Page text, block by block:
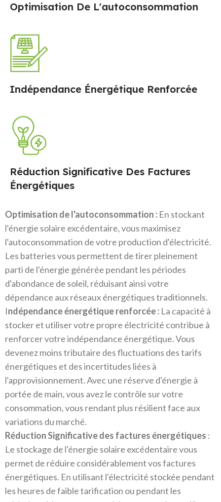
Optimisation De L'autoconsommation
Indépendance Énergétique Renforcée
Réduction Significative Des Factures
Énergétiques
Optimisation de l'autoconsommation : En stockant
l'énergie solaire excédentaire, vous maximisez
l'autoconsommation de votre production d'électricité.
Les batteries vous permettent de tirer pleinement
parti de l'énergie générée pendant les périodes
d'abondance de soleil, réduisant ainsi votre
dépendance aux réseaux énergétiques traditionnels.
Indépendance énergétique renforcée : La capacité à
stocker et utiliser votre propre électricité contribue à
renforcer votre indépendance énergétique. Vous
devenez moins tributaire des fluctuations des tarifs
énergétiques et des incertitudes liées à
l'approvisionnement. Avec une réserve d'énergie à
portée de main, vous avez le contrôle sur votre
consommation, vous rendant plus résilient face aux
variations du marché.
Réduction Significative des factures énergétiques :
Le stockage de l'énergie solaire excédentaire vous
permet de réduire considérablement vos factures
énergétiques. En utilisant l'électricité stockée pendant
les heures de faible tarification ou pendant les